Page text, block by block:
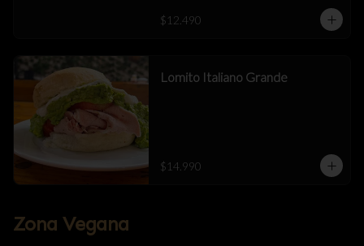
$12.490
Lomito Italiano Grande
$14.990
Zona Vegana